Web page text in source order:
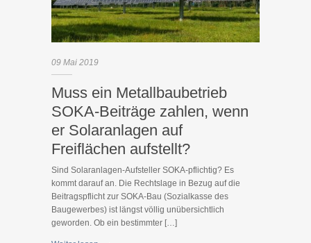
09 Mai 2019
Muss ein Metallbaubetrieb
SOKA-Beiträge zahlen, wenn
er Solaranlagen auf
Freiflächen aufstellt?
Sind Solaranlagen-Aufsteller SOKA-pflichtig? Es
kommt darauf an. Die Rechtslage in Bezug auf die
Beitragspflicht zur SOKA-Bau (Sozialkasse des
Baugewerbes) ist längst völlig unübersichtlich
geworden. Ob ein bestimmter […]